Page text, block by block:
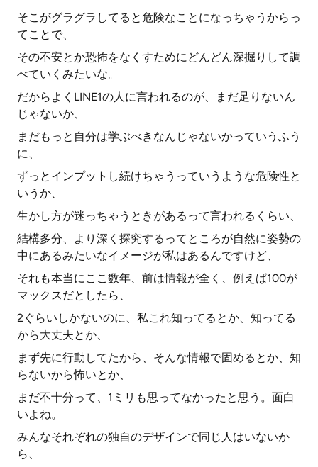
そこがグラグラしてると危険なことになっちゃうからっ
てことで、
その不安とか恐怖をなくすためにどんどん深掘りして調
べていくみたいな。
だからよくLINE1の人に言われるのが、まだ足りないん
じゃないか、
まだもっと自分は学ぶべきなんじゃないかっていうふう
に、
ずっとインプットし続けちゃうっていうような危険性と
いうか、
生かし方が迷っちゃうときがあるって言われるくらい、
結構多分、より深く探究するってところが自然に姿勢の
中にあるみたいなイメージが私はあるんですけど、
それも本当にここ数年、前は情報が全く、例えば100が
マックスだとしたら、
2ぐらいしかないのに、私これ知ってるとか、知ってる
から大丈夫とか、
まず先に行動してたから、そんな情報で固めるとか、知
らないから怖いとか、
まだ不十分って、1ミリも思ってなかったと思う。面白
いよね。
みんなそれぞれの独自のデザインで同じ人はいないか
ら、